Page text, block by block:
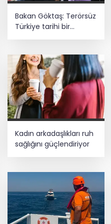
Bakan Göktaş: Terörsüz
Türkiye tarihi bir
Kadın arkadaşlıkları ruh
sağlığını güçlendiriyor